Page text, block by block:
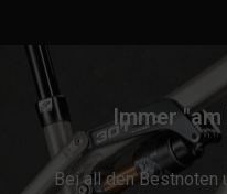
Immer
Bei all den Bestnoten